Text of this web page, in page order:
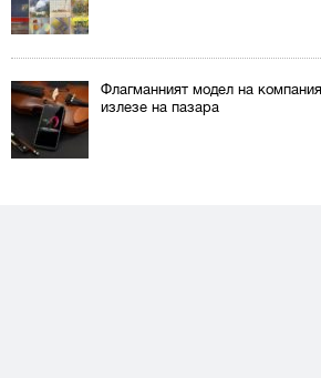
Флагманният модел на
излезе на пазара